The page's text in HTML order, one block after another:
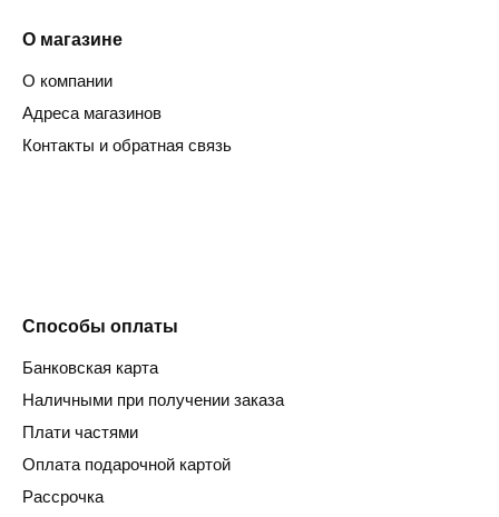
О магазине
О компании
Адреса магазинов
Контакты и обратная связь
Способы оплаты
Банковская карта
Наличными при получении заказа
Плати частями
Оплата подарочной картой
Рассрочка